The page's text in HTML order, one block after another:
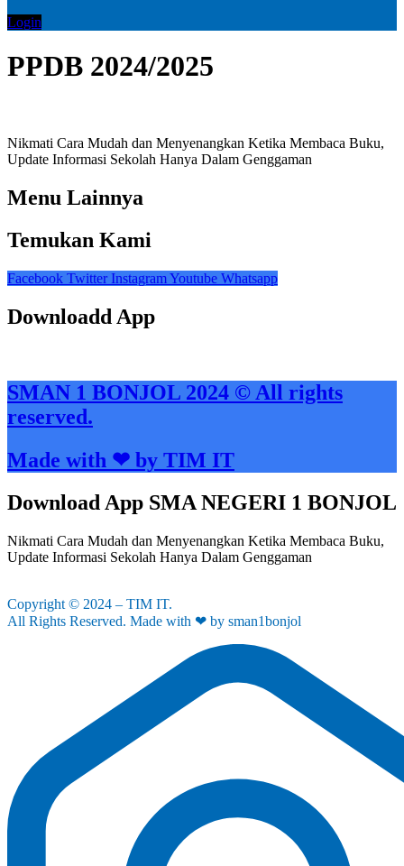
Login
PPDB 2024/2025
Nikmati Cara Mudah dan Menyenangkan Ketika Membaca Buku,
Update Informasi Sekolah Hanya Dalam Genggaman
Menu Lainnya
Temukan Kami
Facebook Twitter InstagramYoutube Whatsapp
Downloadd App
SMAN 1 BONJOL 2024 © All rights
reserved.
Made with ❤ by TIM IT
Download App SMA NEGERI 1 BONJOL
Nikmati Cara Mudah dan Menyenangkan Ketika Membaca Buku,
Update Informasi Sekolah Hanya Dalam Genggaman
Copyright © 2024 – TIM IT.
All Rights Reserved. Made with ❤ by sman1bonjol